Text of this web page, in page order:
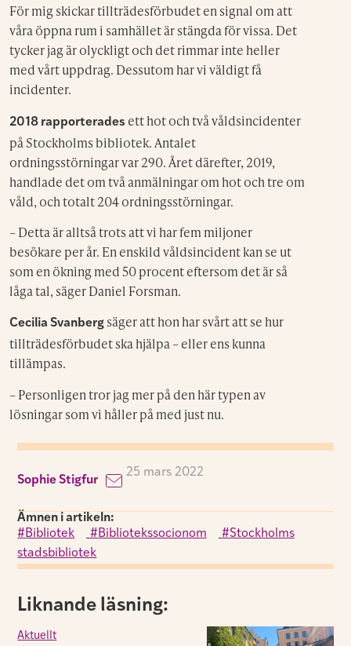
För mig skickar tillträdesförbudet en signal om att
våra öppna rum i samhället är stängda för vissa. Det
tycker jag är olyckligt och det rimmar inte heller
med vårt uppdrag. Dessutom har vi väldigt få
incidenter.
2018 rapporterades ett hot och två våldsincidenter
på Stockholms bibliotek. Antalet
ordningsstörningar var 290. Året därefter, 2019,
handlade det om två anmälningar om hot och tre om
våld, och totalt 204 ordningsstörningar.
– Detta är alltså trots att vi har fem miljoner
besökare per år. En enskild våldsincident kan se ut
som en ökning med 50 procent eftersom det är så
låga tal, säger Daniel Forsman.
Cecilia Svanberg säger att hon har svårt att se hur
tillträdesförbudet ska hjälpa – eller ens kunna
tillämpas.
– Personligen tror jag mer på den här typen av
lösningar som vi håller på med just nu.
Sophie Stigfur
25 mars 2022
Ämnen i artikeln:
Bibliotek
Bibliotekssocionom
Stockholms
stadsbibliotek
Liknande läsning:
Aktuellt